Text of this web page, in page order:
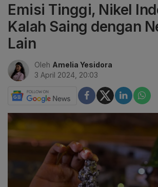
Emisi Tinggi, Nikel
Kalah Saing dengan
Lain
Oleh Amelia Yesidora
3 April 2024, 20:03